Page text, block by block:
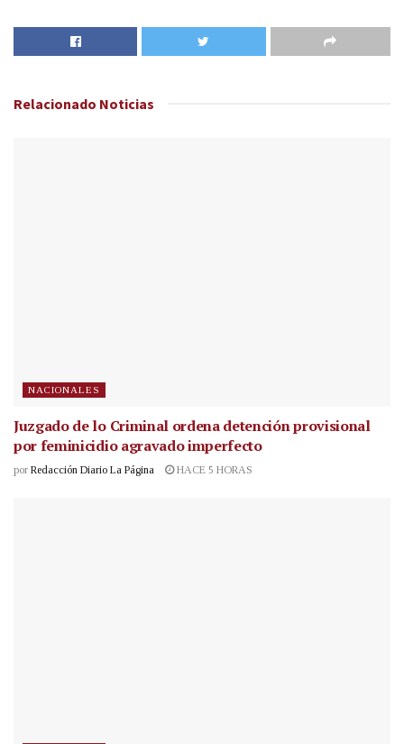
Relacionado Noticias
NACIONALES
Juzgado de lo Criminal ordena detención provisional
por feminicidio agravado imperfecto
por Redacción Diario La Página HACE 5 HORAS